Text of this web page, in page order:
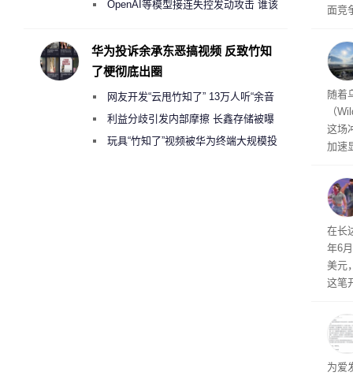
面竞
性。
经
随着
（
这场
加速
物
毁，
评
米，
上。
依
在长
年6
美元
这笔
称
器、
事
行官
为爱
2000美元一晚 遭讽“反乌托邦”
OpenAI等模型接连失控发动攻击 谁该
华为投诉余承东恶搞视频 反致竹知
了梗彻底出圈
网友开发“云甩竹知了” 13万人听“余音
绕梁”利益分歧引发内部摩擦 长鑫存储被曝
曾将华为驻场工程师驱逐出研发基地
玩具“竹知了”视频被华为终端大规模投